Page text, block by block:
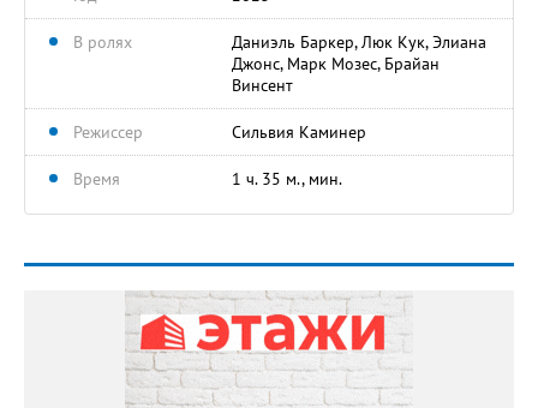
В ролях
Даниэль Баркер, Люк Кук, Элиана
Джонс, Марк Мозес, Брайан
Винсент
Режиссер Сильвия Каминер
Время 1 ч. 35 м., мин.